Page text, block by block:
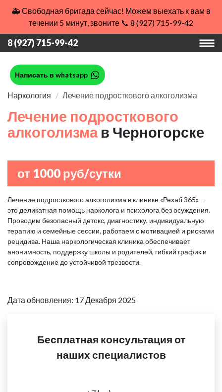
🚑 Свободная бригада сейчас! Можем выехать к вам в
течении 5 минут, звоните 📞 8 (927) 715-99-42
8 (927) 715-99-42
Написать в whatsapp
Наркология Лечение подросткового алкоголизма
Лечение подросткового
алкоголизма в Черногорске
от 1000 руб/сутки
Лечение подросткового алкоголизма в клинике «Рехаб 365» —
это деликатная помощь нарколога и психолога без осуждения.
Проводим безопасный детокс, диагностику, индивидуальную
терапию и семейные сессии, работаем с мотивацией и рисками
рецидива. Наша наркологическая клиника обеспечивает
анонимность, поддержку школы и родителей, гибкий график и
сопровождение до устойчивой трезвости.
Дата обновления: 17 Декабря 2025
Бесплатная консультация от
наших специалистов